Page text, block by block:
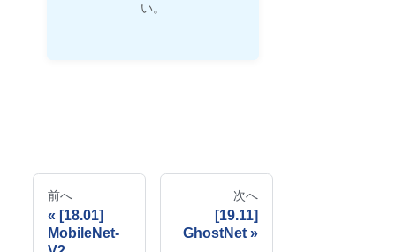
い。
前へ
[18.01]
MobileNet-
次へ
[19.11]
GhostNet